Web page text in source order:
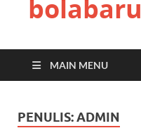
bolabaru
MAIN MENU
PENULIS:ADMIN